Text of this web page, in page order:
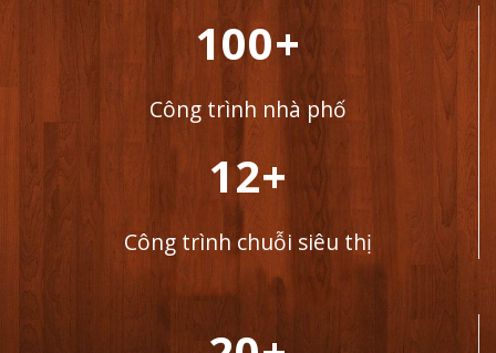
100+
Công trình nhà phố
12+
Công trình chuỗi siêu thị